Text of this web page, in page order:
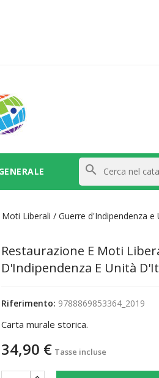
search
Liberali / Guerre d'Indipendenza
Restaurazione E Moti
D'Indipendenza E Unità
Riferimento: 9788869853364_2019
Carta murale storica.
34,90 € Tasse incluse